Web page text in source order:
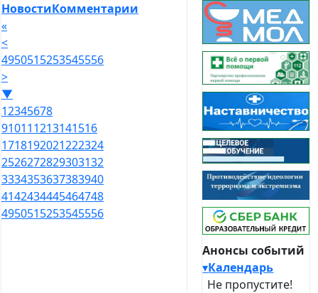
НовостиКомментарии
«
<
4950515253545556
>
▼
12345678
910111213141516
1718192021222324
2526272829303132
3334353637383940
4142434445464748
4950515253545556
Анонсы событий
▾Календарь
Не пропустите!